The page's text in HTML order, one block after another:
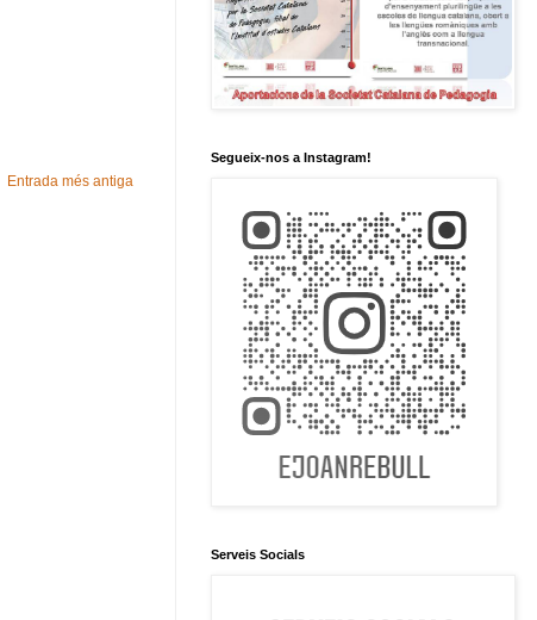
Entrada més antiga
Segueix-nos a Instagram!
Serveis Socials